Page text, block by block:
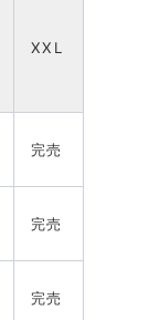
XXL
完売
完売
完売